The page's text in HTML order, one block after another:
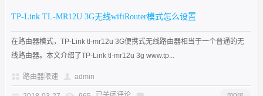
TP-Link TL-MR12U 3G无线wifiRouter模式怎么设置
在路由器模式，TP-Link tl-mr12u 3G便携式无线路由器相当于一个普通的无
线路由器。本文介绍了TP-Link tl-mr12u 3g www.tp...
路由器限速 admin